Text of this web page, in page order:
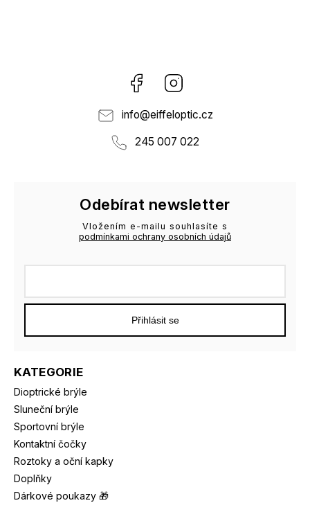
Facebook
info@eiffeloptic.cz
245 007 022
KATEGORIE
Dioptrické brýle
Sluneční brýle
Sportovní brýle
Kontaktní čočky
Roztoky a oční kapky
Doplňky
Dárkové poukazy 🎁
Odebírat newsletter
Vložením e-mailu souhlasíte s
podmínkami ochrany osobních údajů
Přihlásit se